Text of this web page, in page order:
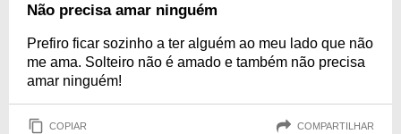
Não precisa amar ninguém
Prefiro ficar sozinho a ter alguém ao meu lado que não
me ama. Solteiro não é amado e também não precisa
amar ninguém!
COPIAR COMPARTILHAR